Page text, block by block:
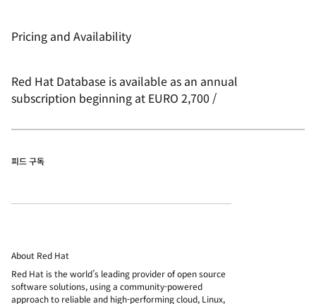
Pricing and Availability
Red Hat Database is available as an annual
subscription beginning at EURO 2,700 /
피드 구독
About Red Hat
Red Hat is the world’s leading provider of open source
software solutions, using a community-powered
approach to reliable and high-performing cloud, Linux,